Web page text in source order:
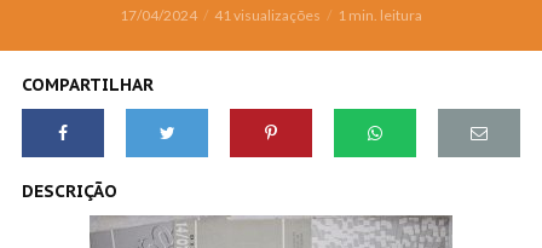
17/04/2024 41 visualizações 1 min. leitura
COMPARTILHAR
DESCRIÇÃO